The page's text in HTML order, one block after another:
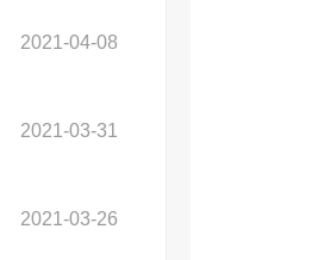
2021-04-08
2021-03-31
2021-03-26